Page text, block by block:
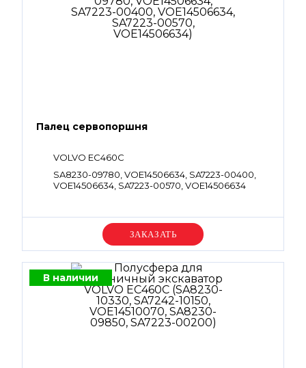
Палец сервопоршня
VOLVO EC460C
SA8230-09780, VOE14506634, SA7223-00400,
VOE14506634, SA7223-00570, VOE14506634
Уточняйте цену
В наличии